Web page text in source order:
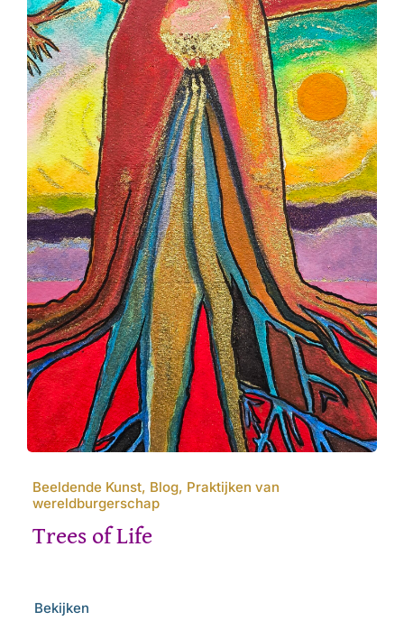
Beeldende Kunst, Blog, Praktijken van
wereldburgerschap
Trees of Life
Bekijken